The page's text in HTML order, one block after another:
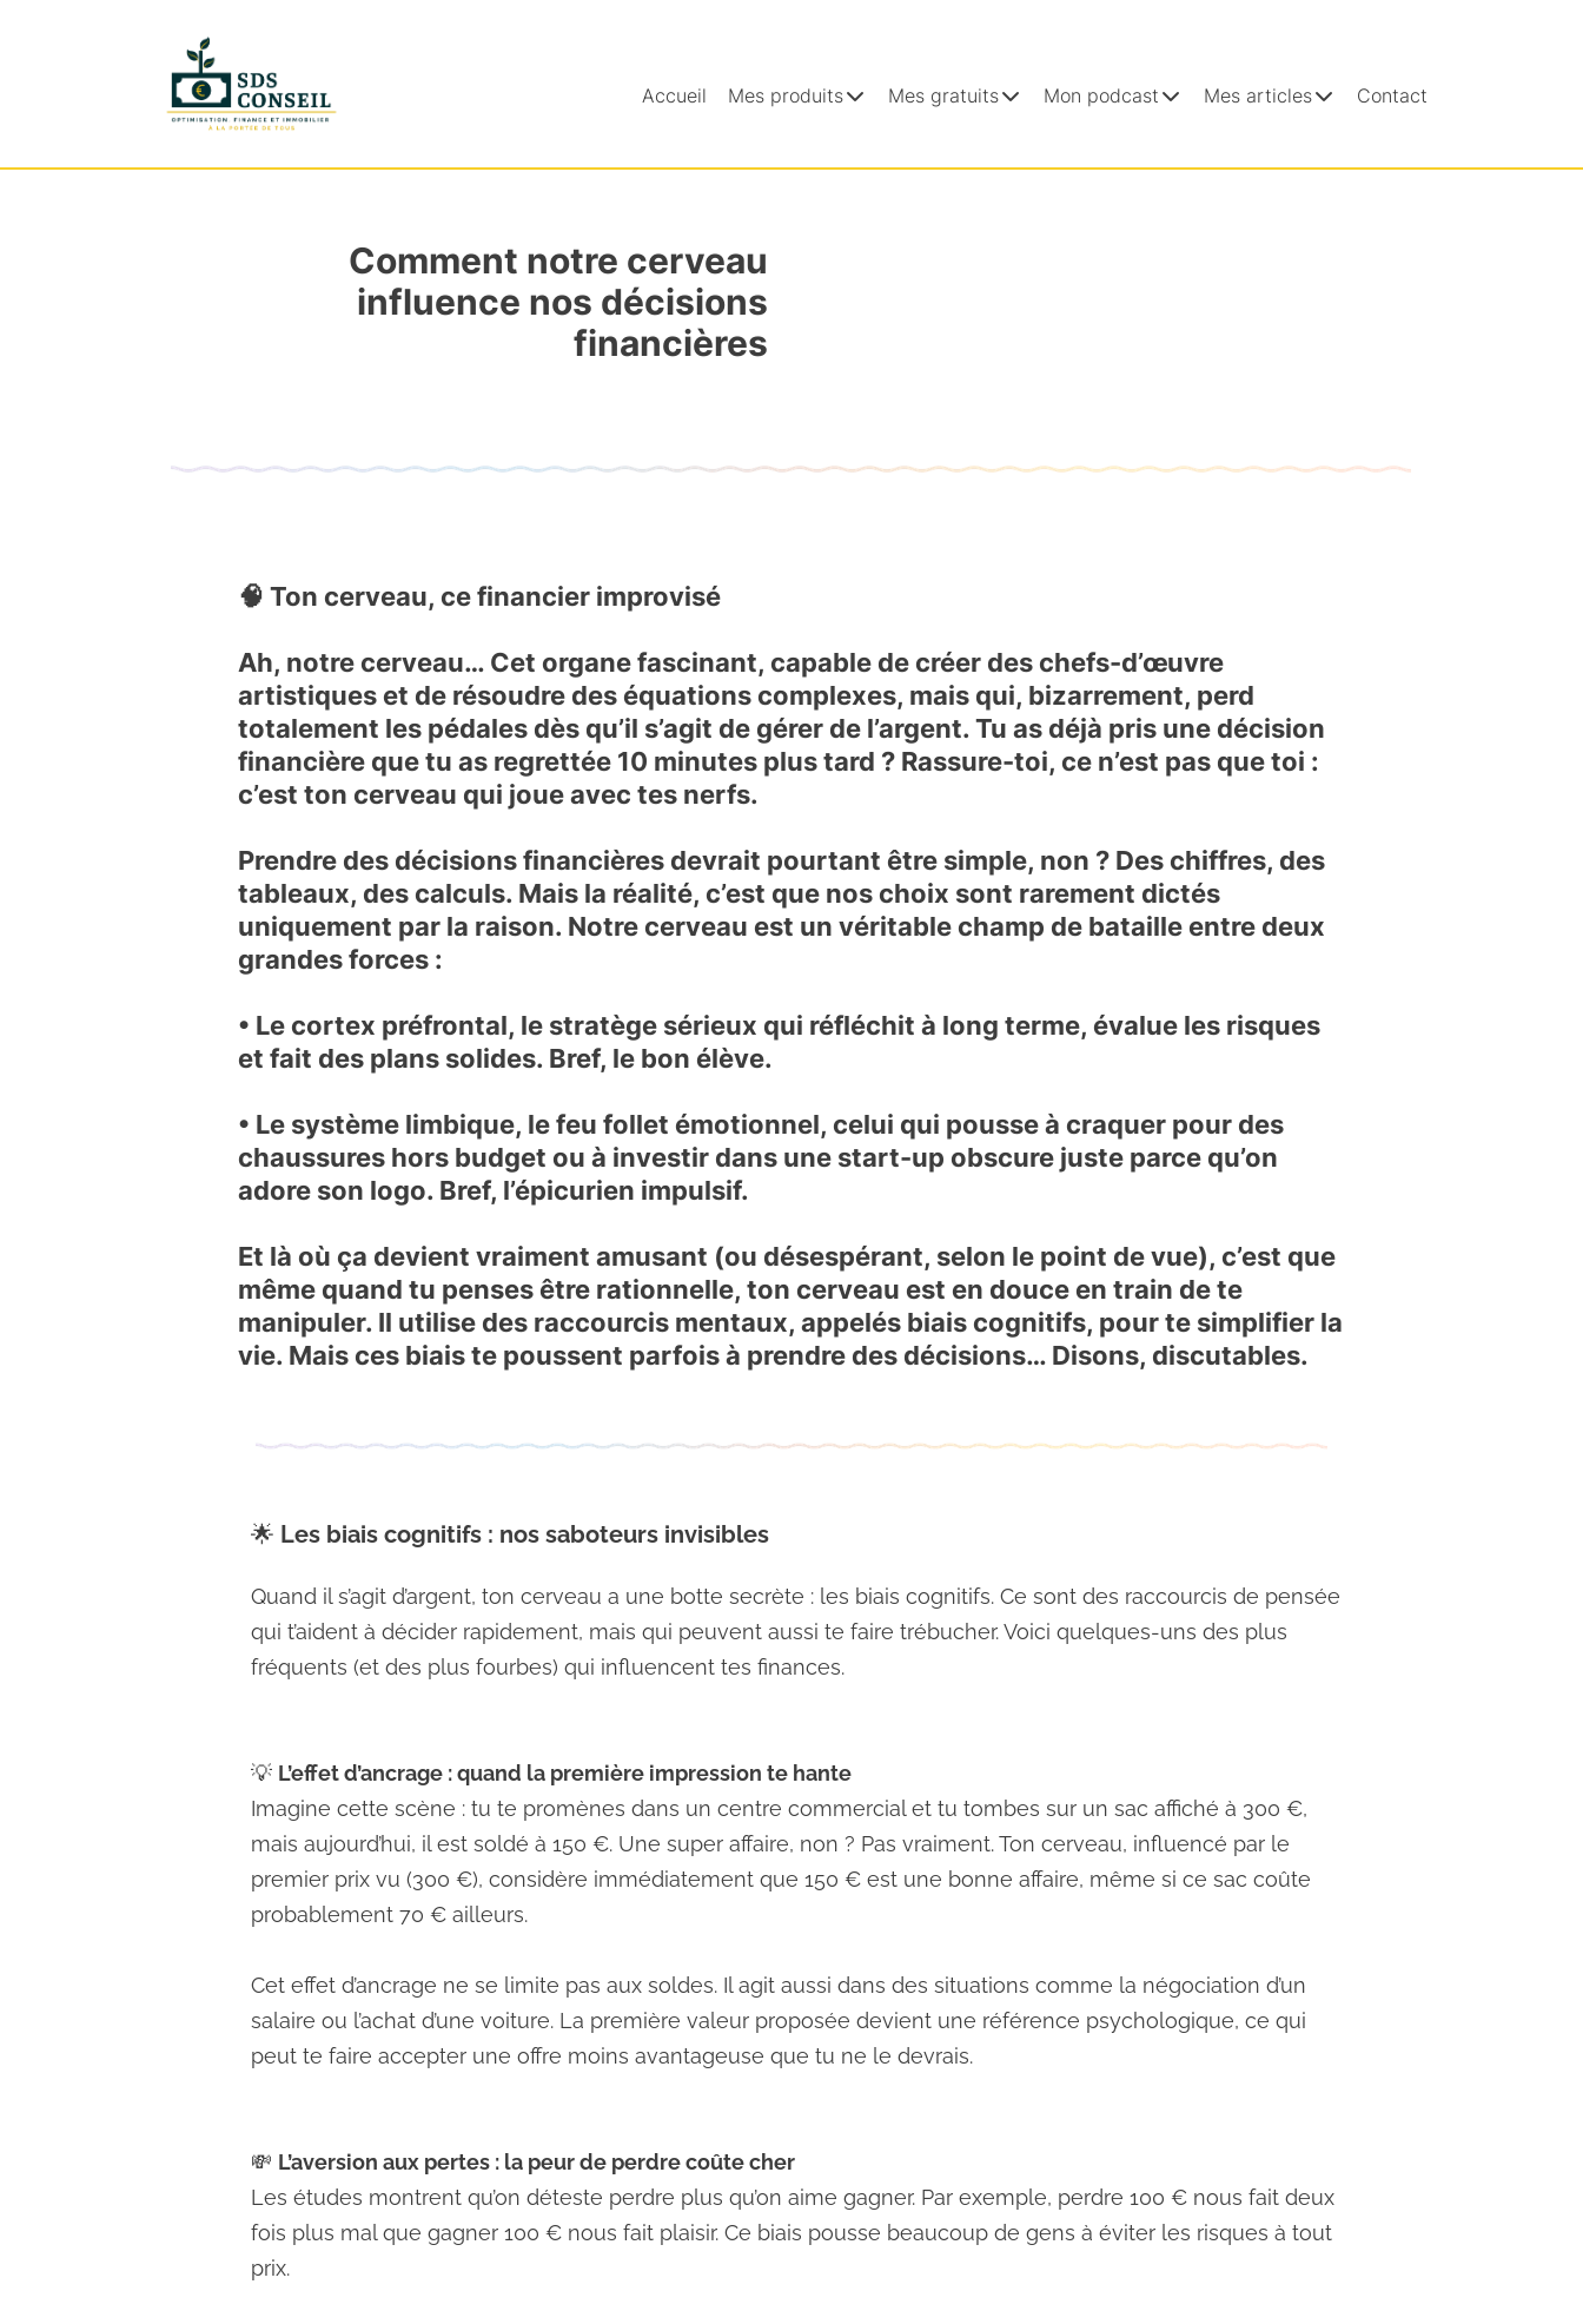
Accueil Mes produits Mes gratuits Mon podcast Mes articles Contact
Comment notre cerveau
influence nos décisions
financières
🧠 Ton cerveau, ce financier improvisé
Ah, notre cerveau… Cet organe fascinant, capable de créer des chefs-d’œuvre
artistiques et de résoudre des équations complexes, mais qui, bizarrement, perd
totalement les pédales dès qu’il s’agit de gérer de l’argent. Tu as déjà pris une décision
financière que tu as regrettée 10 minutes plus tard ? Rassure-toi, ce n’est pas que toi :
c’est ton cerveau qui joue avec tes nerfs.
Prendre des décisions financières devrait pourtant être simple, non ? Des chiffres, des
tableaux, des calculs. Mais la réalité, c’est que nos choix sont rarement dictés
uniquement par la raison. Notre cerveau est un véritable champ de bataille entre deux
grandes forces :
• Le cortex préfrontal, le stratège sérieux qui réfléchit à long terme, évalue les risques
et fait des plans solides. Bref, le bon élève.
• Le système limbique, le feu follet émotionnel, celui qui pousse à craquer pour des
chaussures hors budget ou à investir dans une start-up obscure juste parce qu’on
adore son logo. Bref, l’épicurien impulsif.
Et là où ça devient vraiment amusant (ou désespérant, selon le point de vue), c’est que
même quand tu penses être rationnelle, ton cerveau est en douce en train de te
manipuler. Il utilise des raccourcis mentaux, appelés biais cognitifs, pour te simplifier la
vie. Mais ces biais te poussent parfois à prendre des décisions… Disons, discutables.
🌟 Les biais cognitifs : nos saboteurs invisibles
Quand il s’agit d’argent, ton cerveau a une botte secrète : les biais cognitifs. Ce sont des raccourcis de pensée
qui t’aident à décider rapidement, mais qui peuvent aussi te faire trébucher. Voici quelques-uns des plus
fréquents (et des plus fourbes) qui influencent tes finances.
💡 L’effet d’ancrage : quand la première impression te hante
Imagine cette scène : tu te promènes dans un centre commercial et tu tombes sur un sac affiché à 300 €,
mais aujourd’hui, il est soldé à 150 €. Une super affaire, non ? Pas vraiment. Ton cerveau, influencé par le
premier prix vu (300 €), considère immédiatement que 150 € est une bonne affaire, même si ce sac coûte
probablement 70 € ailleurs.
Cet effet d’ancrage ne se limite pas aux soldes. Il agit aussi dans des situations comme la négociation d’un
salaire ou l’achat d’une voiture. La première valeur proposée devient une référence psychologique, ce qui
peut te faire accepter une offre moins avantageuse que tu ne le devrais.
💸 L’aversion aux pertes : la peur de perdre coûte cher
Les études montrent qu’on déteste perdre plus qu’on aime gagner. Par exemple, perdre 100 € nous fait deux
fois plus mal que gagner 100 € nous fait plaisir. Ce biais pousse beaucoup de gens à éviter les risques à tout
prix.